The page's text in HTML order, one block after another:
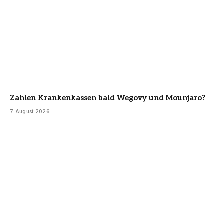
Zahlen Krankenkassen bald Wegovy und Mounjaro?
7 August 2026